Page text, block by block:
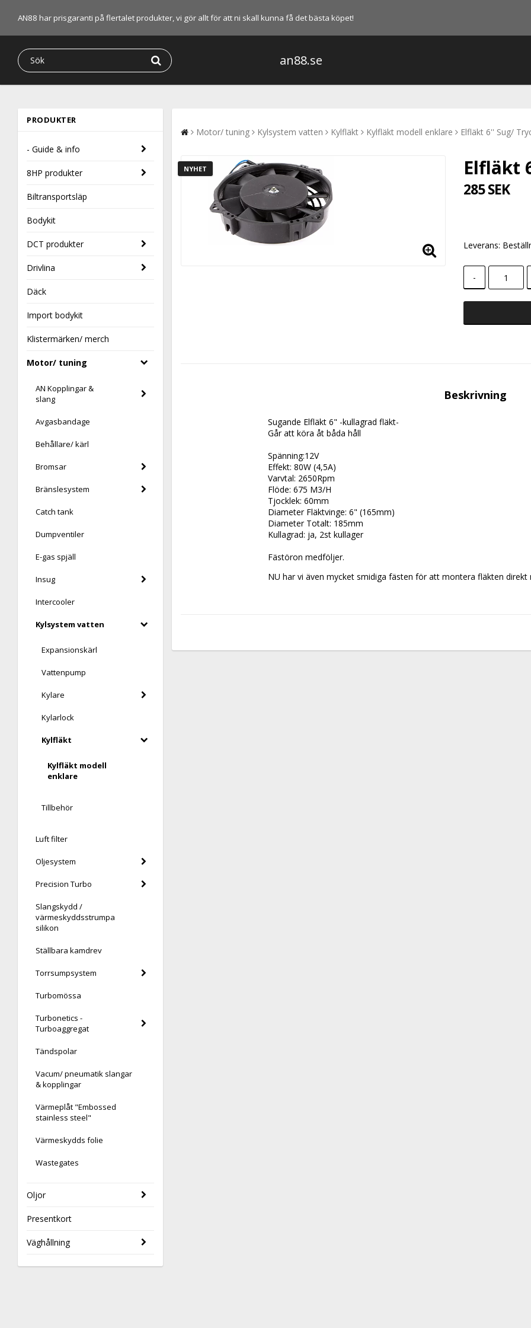
AN88 har prisgaranti på flertalet produkter, vi gör allt för att ni skall kunna få det bästa köpet!
an88.se
PRODUKTER
- Guide & info
8HP produkter
Biltransportsläp
Bodykit
DCT produkter
Drivlina
Däck
Import bodykit
Klistermärken/ merch
Motor/ tuning
AN Kopplingar &
slang
Avgasbandage
Behållare/ kärl
Bromsar
Bränslesystem
Catch tank
Dumpventiler
E-gas spjäll
Insug
Intercooler
Kylsystem vatten
Expansionskärl
Vattenpump
Kylare
Kylarlock
Kylfläkt
Kylfläkt modell
enklare
Tillbehör
Luft filter
Oljesystem
Precision Turbo
Slangskydd /
värmeskyddsstrumpa
silikon
Ställbara kamdrev
Torrsumpsystem
Turbomössa
Turbonetics -
Turboaggregat
Tändspolar
Vacum/ pneumatik slangar
& kopplingar
Värmeplåt "Embossed
stainless steel"
Värmeskydds folie
Wastegates
Oljor
Presentkort
Väghållning
Motor/ tuning Kylsystem vatten Kylfläkt Kylfläkt modell enklare Elfläkt 6'' Sug/
NYHET Elfläkt
285 SEK
Leverans:
-
Beskrivning
Sugande Elfläkt 6" -kullagrad fläkt-
Går att köra åt båda håll
Spänning:12V
Effekt: 80W (4,5A)
Varvtal: 2650Rpm
Flöde: 675 M3/H
Tjocklek: 60mm
Diameter Fläktvinge: 6" (165mm)
Diameter Totalt: 185mm
Kullagrad: ja, 2st kullager
Fästöron medföljer.
NU har vi även mycket smidiga fästen för att montera fläkten direkt